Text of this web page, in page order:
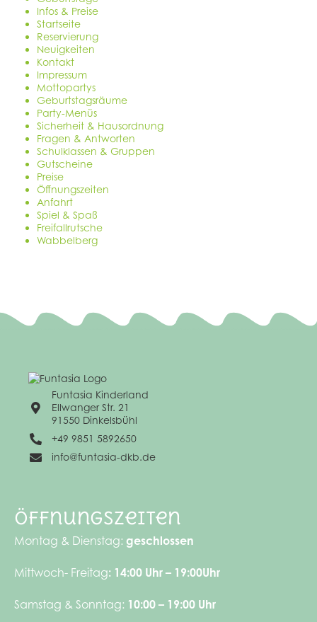
Infos & Preise
Startseite
Reservierung
Neuigkeiten
Kontakt
Impressum
Mottopartys
Geburtstagsräume
Party-Menüs
Sicherheit & Hausordnung
Fragen & Antworten
Schulklassen & Gruppen
Gutscheine
Preise
Öffnungszeiten
Anfahrt
Spiel & Spaß
Freifallrutsche
Wabbelberg
Funtasia Kinderland
Ellwanger Str. 21
91550 Dinkelsbühl
+49 9851 5892650
info@funtasia-dkb.de
Öffnungszeiten
Montag & Dienstag: geschlossen
Mittwoch- Freitag: 14:00 Uhr – 19:00Uhr
Samstag & Sonntag: 10:00 – 19:00 Uhr